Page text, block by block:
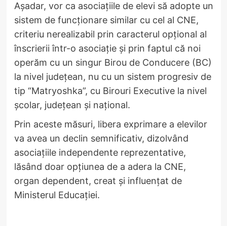
Așadar, vor ca asociațiile de elevi să adopte un
sistem de funcționare similar cu cel al CNE,
criteriu nerealizabil prin caracterul opțional al
înscrierii într-o asociație și prin faptul că noi
operăm cu un singur Birou de Conducere (BC)
la nivel județean, nu cu un sistem progresiv de
tip “Matryoshka”, cu Birouri Executive la nivel
școlar, județean și național.
Prin aceste măsuri, libera exprimare a elevilor
va avea un declin semnificativ, dizolvând
asociațiile independente reprezentative,
lăsând doar opțiunea de a adera la CNE,
organ dependent, creat și influențat de
Ministerul Educației.